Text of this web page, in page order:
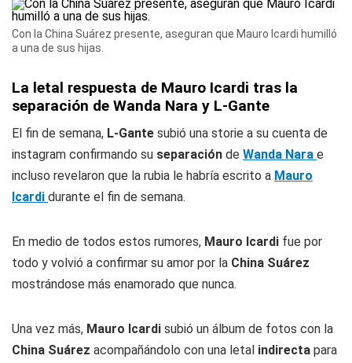
Con la China Suárez presente, aseguran que Mauro Icardi humilló
a una de sus hijas.
La letal respuesta de Mauro Icardi tras la
separación de Wanda Nara y L-Gante
El fin de semana, L-Gante subió una storie a su cuenta de
instagram confirmando su separación de Wanda Nara e
incluso revelaron que la rubia le habría escrito a Mauro
Icardi durante el fin de semana.
En medio de todos estos rumores, Mauro Icardi fue por
todo y volvió a confirmar su amor por la China Suárez
mostrándose más enamorado que nunca.
Una vez más, Mauro Icardi subió un álbum de fotos con la
China Suárez acompañándolo con una letal indirecta para